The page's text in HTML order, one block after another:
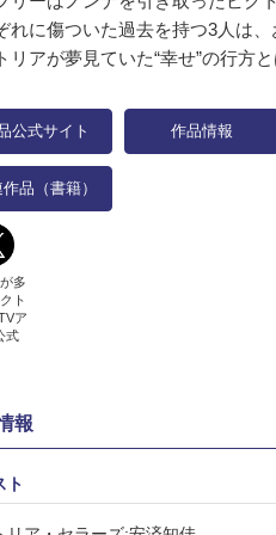
れに傷ついた過去を持つ3人は
リアが夢見ていた“幸せ”の行方
公式サイト 作品情報
品（書籍）
多
ト
ア
式
報
ト